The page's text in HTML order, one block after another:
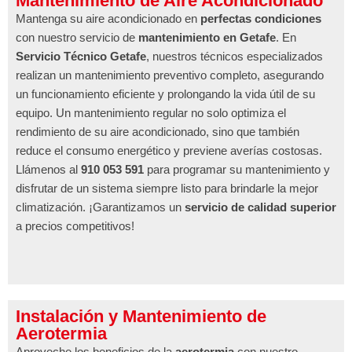
Mantenga su aire acondicionado en perfectas condiciones
con nuestro servicio de mantenimiento en Getafe. En
Servicio Técnico Getafe, nuestros técnicos especializados
realizan un mantenimiento preventivo completo, asegurando
un funcionamiento eficiente y prolongando la vida útil de su
equipo. Un mantenimiento regular no solo optimiza el
rendimiento de su aire acondicionado, sino que también
reduce el consumo energético y previene averías costosas.
Llámenos al 910 053 591 para programar su mantenimiento y
disfrutar de un sistema siempre listo para brindarle la mejor
climatización. ¡Garantizamos un servicio de calidad superior
a precios competitivos!
Instalación y Mantenimiento de
Aerotermia